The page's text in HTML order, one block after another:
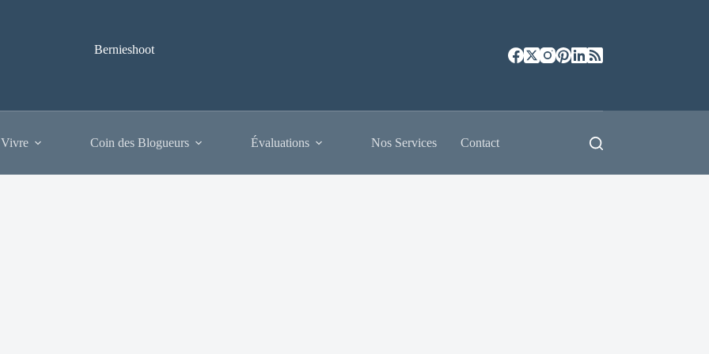
Bernieshoot
Coin des Blogueurs Évaluations Nos Services Contact